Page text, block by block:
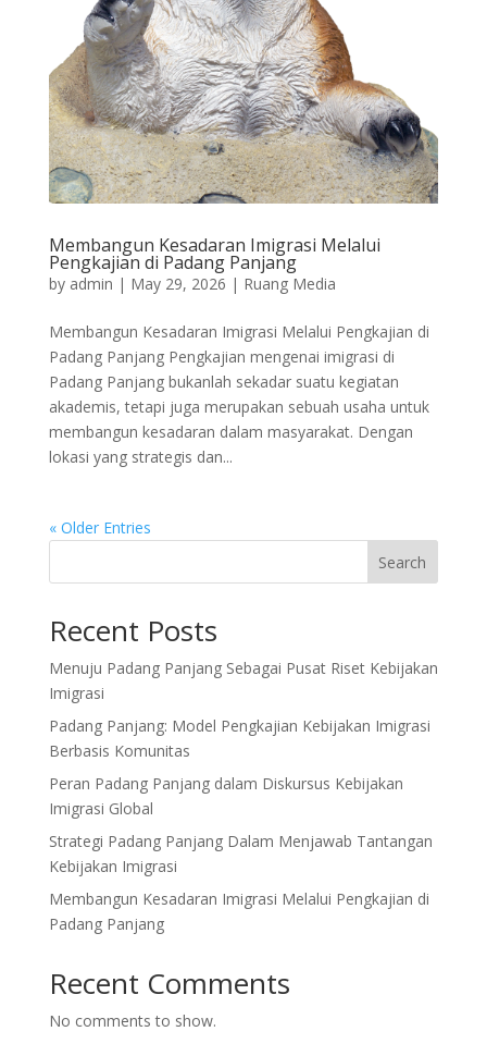
Membangun Kesadaran Imigrasi Melalui
Pengkajian di Padang Panjang
by admin | May 29, 2026 | Ruang Media
Membangun Kesadaran Imigrasi Melalui Pengkajian di
Padang Panjang Pengkajian mengenai imigrasi di
Padang Panjang bukanlah sekadar suatu kegiatan
akademis, tetapi juga merupakan sebuah usaha untuk
membangun kesadaran dalam masyarakat. Dengan
lokasi yang strategis dan...
« Older Entries
Search
Recent Posts
Menuju Padang Panjang Sebagai Pusat Riset Kebijakan
Imigrasi
Padang Panjang: Model Pengkajian Kebijakan Imigrasi
Berbasis Komunitas
Peran Padang Panjang dalam Diskursus Kebijakan
Imigrasi Global
Strategi Padang Panjang Dalam Menjawab Tantangan
Kebijakan Imigrasi
Membangun Kesadaran Imigrasi Melalui Pengkajian di
Padang Panjang
Recent Comments
No comments to show.